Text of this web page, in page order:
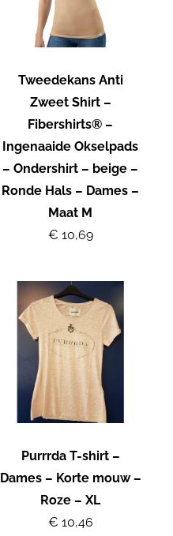
Tweedekans Anti
Zweet Shirt –
Fibershirts® –
Ingenaaide Okselpads
– Ondershirt – beige –
Ronde Hals – Dames –
Maat M
€ 10,69
Purrrda T-shirt –
Dames – Korte mouw –
Roze – XL
€ 10,46